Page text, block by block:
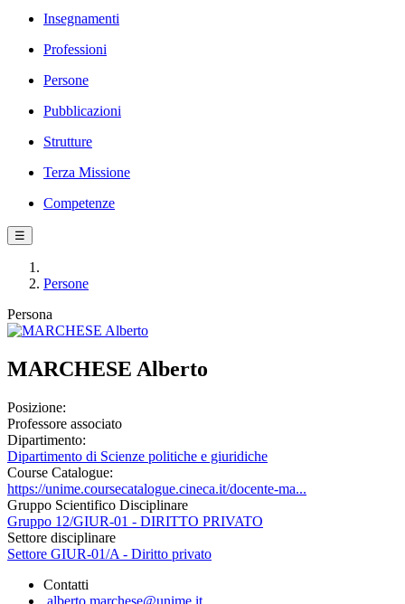
Insegnamenti
Professioni
Persone
Pubblicazioni
Strutture
Terza Missione
Competenze
☰
Persone
Persona
MARCHESE Alberto
Posizione:
Professore associato
Dipartimento:
Dipartimento di Scienze politiche e giuridiche
Course Catalogue:
https://unime.coursecatalogue.cineca.it/docente-ma...
Gruppo Scientifico Disciplinare
Gruppo 12/GIUR-01 - DIRITTO PRIVATO
Settore disciplinare
Settore GIUR-01/A - Diritto privato
Contatti
alberto.marchese@unime.it